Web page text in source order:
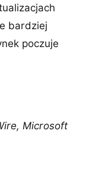
bardziej
poczuje
Microsoft